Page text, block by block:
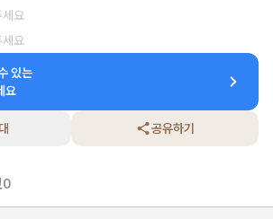
세요
세요
있는
요
공유하기
0